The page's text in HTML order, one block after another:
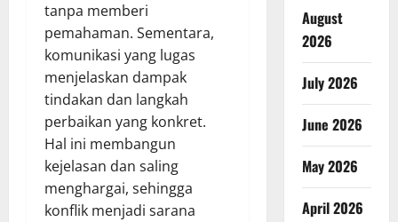
tanpa memberi
pemahaman. Sementara,
komunikasi yang lugas
menjelaskan dampak
tindakan dan langkah
perbaikan yang konkret.
Hal ini membangun
kejelasan dan saling
menghargai, sehingga
konflik menjadi sarana
August
2026
July 2026
June 2026
May 2026
April 2026